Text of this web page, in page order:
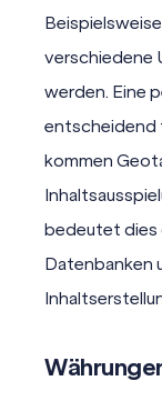
verschiedene
werden. Eine
entscheidend
kommen
bedeutet dies
Datenbanken